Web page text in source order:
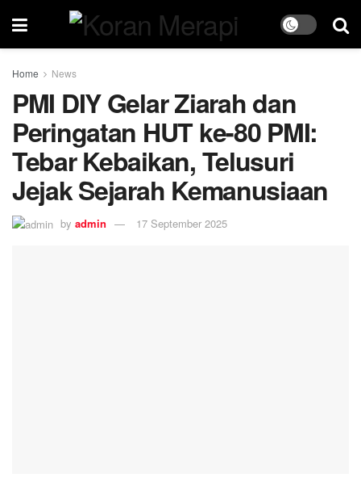
Home News
PMI DIY Gelar Ziarah dan
Peringatan HUT ke-80 PMI:
Tebar Kebaikan, Telusuri
Jejak Sejarah Kemanusiaan
by admin 17 September 2025